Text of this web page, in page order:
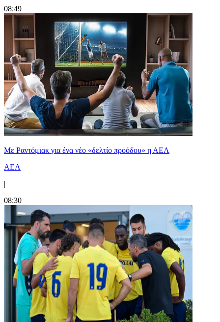
08:49
Με Ραντόμιακ για ένα νέο «δελτίο προόδου» η ΑΕΛ
ΑΕΛ
|
08:30